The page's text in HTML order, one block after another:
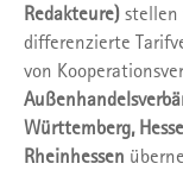
Redakteure) stellen
differenzierte
von
Württemberg,
Rheinhessen